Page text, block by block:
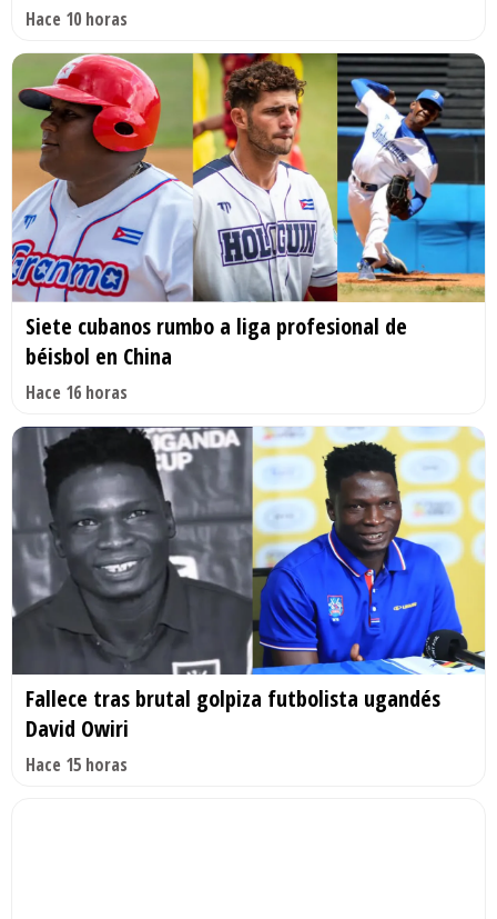
Hace 10 horas
Siete cubanos rumbo a liga profesional de
béisbol en China
Hace 16 horas
Fallece tras brutal golpiza futbolista ugandés
David Owiri
Hace 15 horas